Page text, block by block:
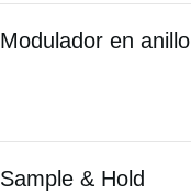
Modulador en anillo
Sample & Hold